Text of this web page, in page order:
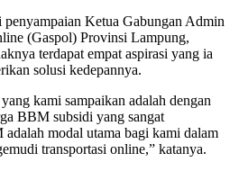
penyampaian Ketua Gabungan Admin
(Gaspol) Provinsi Lampung,
terdapat empat aspirasi yang ia
solusi kedepannya.
kami sampaikan adalah dengan
BBM subsidi yang sangat
modal utama bagi kami dalam
transportasi online,” katanya.